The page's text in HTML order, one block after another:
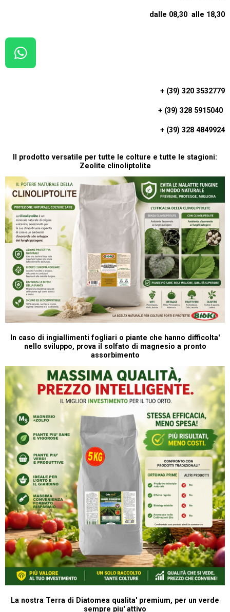
dalle 08,30 alle 18,30
W
H
P
+ (39) 320 3532779
+ (39) 328 5915040
+ (39) 328 4849924
Il prodotto versatile per tutte le colture e tutte le stagioni:
Zeolite clinoliptolite
In caso di ingiallimenti fogliari o piante che hanno difficolta'
nello sviluppo, prova il solfato di magnesio a pronto
assorbimento
La nostra Terra di Diatomea qualita' premium, per un verde
sempre piu' attivo